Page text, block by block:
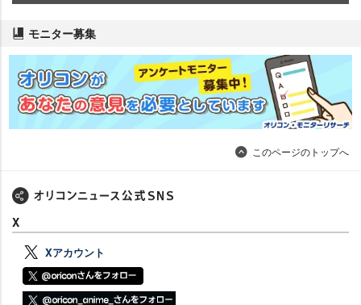
モニター募集
このページのトップへ
X
Xアカウント